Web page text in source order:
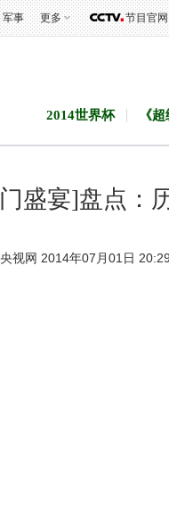
军事 更多 节目官网
2014世界杯 《
盛宴]盘点：
央视网 2014年07月01日